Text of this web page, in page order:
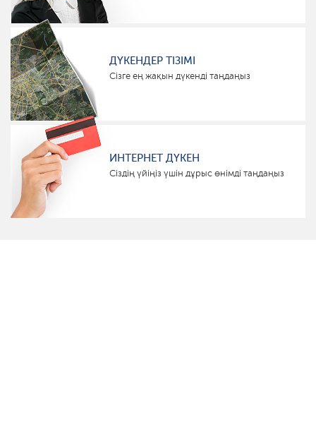
ДҮКЕНДЕР ТІЗІМІ
Сізге ең жақын дүкенді таңдаңыз
ИНТЕРНЕТ ДҮКЕН
Сіздің үйіңіз үшін дұрыс өнімді таңдаңыз